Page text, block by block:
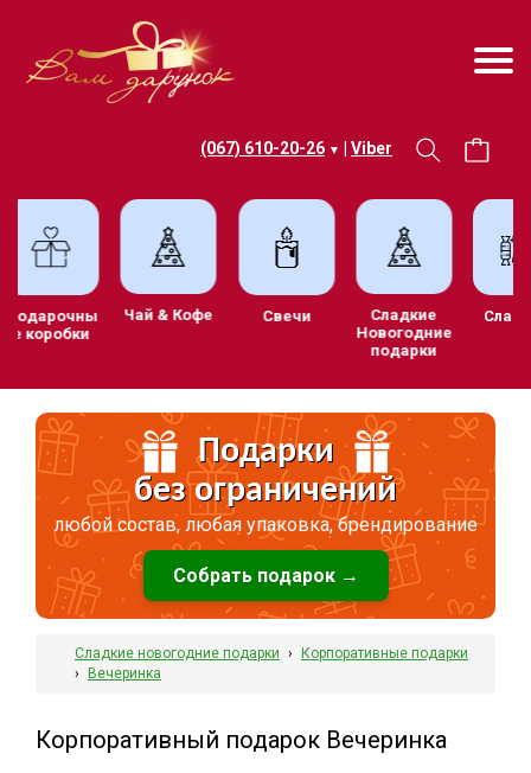
(067) 610-20-26 ▼ Viber
Подарочны
е коробки
Чай & Кофе Свечи
Сладкие
Новогодние
подарки
Подарки
без ограничений
любой состав, любая упаковка, брендирование
Собрать подарок →
Сладкие новогодние подарки › Корпоративные подарки
› Вечеринка
Корпоративный подарок Вечеринка